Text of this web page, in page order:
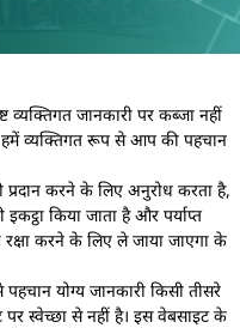
जानकारी पर कब्जा नहीं
व्यक्तिगत रूप से आप की पहचान
करने के लिए अनुरोध करता है,
किया जाता है और पर्याप्त
रक्षा करने के लिए ले जाया जाएगा के
योग्य जानकारी किसी तीसरे
पर स्वेच्छा से नहीं है। इस वेबसाइट के